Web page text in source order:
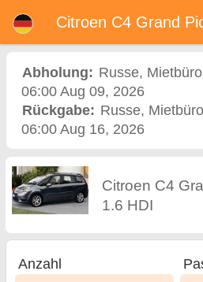
Vollkaskoversicherung (ohne Selbstbeteiligung), unbegrenzte Kilometer,
niedrigen Preis Autovermietung garantiert.
Citroen C4 Grand
Abholung: Russe, Mietbüro
06:00 Aug 09, 2026
Rückgabe: Russe, Mietbüro
06:00 Aug 16, 2026
Citroen C4
1.6 HDI
Anzahl